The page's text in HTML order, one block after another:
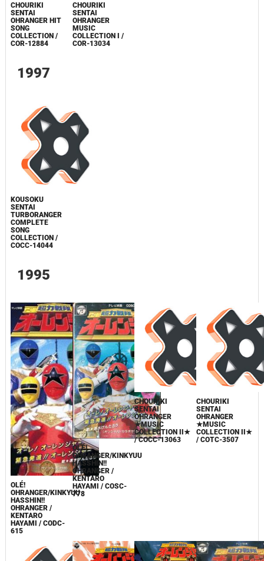
CHOURIKI
SENTAI
OHRANGER HIT
SONG
COLLECTION /
COR-12884
CHOURIKI
SENTAI
OHRANGER
MUSIC
COLLECTION I /
COR-13034
1997
KOUSOKU
SENTAI
TURBORANGER
COMPLETE
SONG
COLLECTION /
COCC-14044
1995
OLÉ!
OHRANGER/KINKYUU
HASSHIN!!
OHRANGER /
KENTARO
HAYAMI / CODC-
615
OLÉ!
OHRANGER/KINKYUU
HASSHIN!!
OHRANGER /
KENTARO
HAYAMI / COSC-
778
CHOURIKI
SENTAI
OHRANGER
★MUSIC
COLLECTION II★
/ COCC-13063
CHOURIKI
SENTAI
OHRANGER
★MUSIC
COLLECTION II★
/ COTC-3507